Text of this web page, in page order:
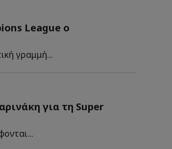
League ο
γραμμή...
για τη Super